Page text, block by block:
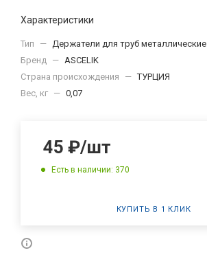
Характеристики
Тип — Держатели для труб металлические
Бренд — ASCELIK
Страна происхождения
— ТУРЦИЯ
Вес, кг — 0,07
45 ₽/шт
Есть в наличии: 370
КУПИТЬ В 1 КЛИК